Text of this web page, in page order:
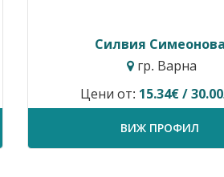
Кавалджиев
40.90€ / 80.00лв